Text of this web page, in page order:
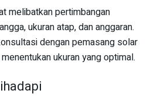
melibatkan pertimbangan
ukuran atap, dan anggaran.
dengan pemasang solar
ukuran yang optimal.